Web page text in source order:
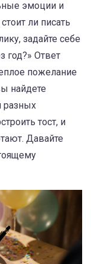
эмоции и
ли писать
задайте себе
год?» Ответ
пожелание
найдете
разных
тост, и
Давайте